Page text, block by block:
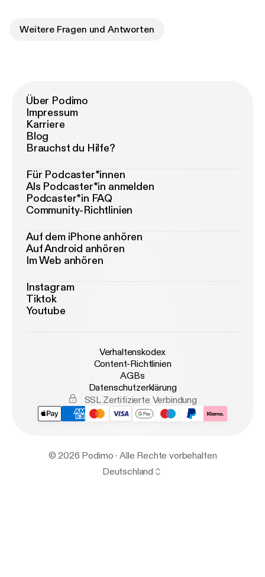
Weitere Fragen und Antworten
Über Podimo
Impressum
Karriere
Blog
Brauchst du Hilfe?
Für Podcaster*innen
Als Podcaster*in anmelden
Podcaster*in FAQ
Community-Richtlinien
Auf dem iPhone anhören
Auf Android anhören
Im Web anhören
Instagram
Tiktok
Youtube
Verhaltenskodex
Content-Richtlinien
AGBs
Datenschutzerklärung
SSL Zertifizierte Verbindung
© 2026 Podimo · Alle Rechte vorbehalten
Deutschland